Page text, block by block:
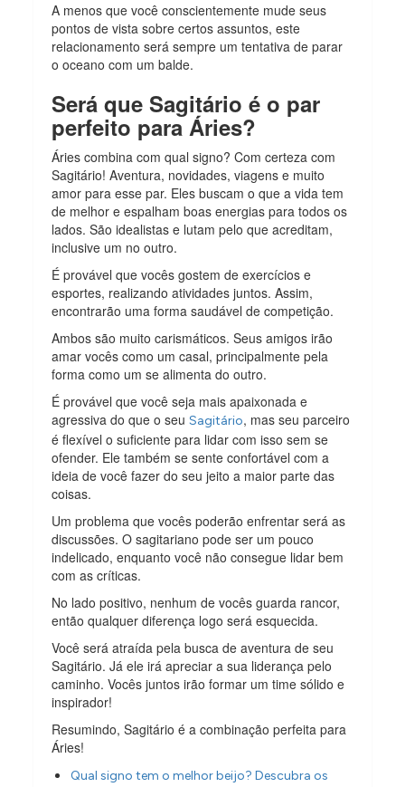
A menos que você conscientemente mude seus
pontos de vista sobre certos assuntos, este
relacionamento será sempre um tentativa de parar
o oceano com um balde.
Será que Sagitário é o par
perfeito para Áries?
Áries combina com qual signo? Com certeza com
Sagitário!Aventura, novidades, viagens e muito
amor para esse par. Eles buscam o que a vida tem
de melhor e espalham boas energias para todos os
lados. São idealistas e lutam pelo que acreditam,
inclusive um no outro.
É provável que vocês gostem de exercícios e
esportes, realizando atividades juntos. Assim,
encontrarão uma forma saudável de competição.
Ambos são muito carismáticos. Seus amigos irão
amar vocês como um casal, principalmente pela
forma como um se alimenta do outro.
É provável que você seja mais apaixonada e
agressiva do que o seuSagitário, mas seu parceiro
é flexível o suficiente para lidar com isso sem se
ofender. Ele também se sente confortável com a
ideia de você fazer do seu jeito a maior parte das
coisas.
Um problema que vocês poderão enfrentar será as
discussões. O sagitariano pode ser um pouco
indelicado, enquanto você não consegue lidar bem
com as críticas.
No lado positivo, nenhum de vocês guarda rancor,
então qualquer diferença logo será esquecida.
Você será atraída pela busca de aventura de seu
Sagitário. Já ele irá apreciar a sua liderança pelo
caminho. Vocês juntos irão formar um time sólido e
inspirador!
Resumindo, Sagitário é a combinação perfeita para
Áries!
Qual signo tem o melhor beijo? Descubra os